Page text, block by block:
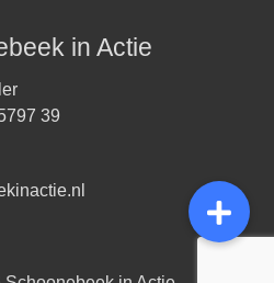
in Actie
39